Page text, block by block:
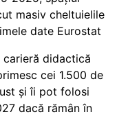
masiv cheltuielile
date Eurostat
carieră didactică
cei 1.500 de
și îi pot folosi
dacă rămân în